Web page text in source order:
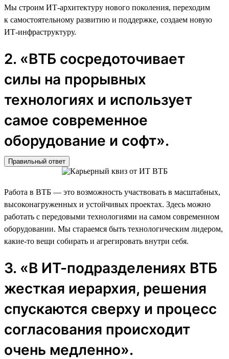
Мы строим ИТ-архитектуру нового поколения, переходим
к самостоятельному развитию и поддержке, создаем новую
ИТ-инфраструктуру.
2. «ВТБ сосредоточивает
силы на прорывных
технологиях и использует
самое современное
оборудование и софт».
Правильный ответ
Работа в ВТБ — это возможность участвовать в масштабных,
высоконагруженных и устойчивых проектах. Здесь можно
работать с передовыми технологиями на самом современном
оборудовании. Мы стараемся быть технологическим лидером,
какие-то вещи собирать и агрегировать внутри себя.
3. «В ИТ-подразделениях ВТБ
жесткая иерархия, решения
спускаются сверху и процесс
согласования происходит
очень медленно».